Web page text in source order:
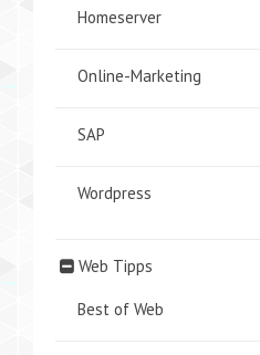
Homeserver
Online-Marketing
SAP
Wordpress
Web Tipps
Best of Web